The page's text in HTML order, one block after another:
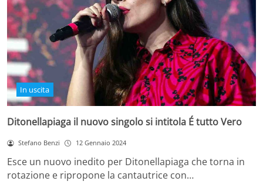
In uscita
Ditonellapiaga il nuovo singolo si intitola É tutto Vero
Stefano Benzi 12 Gennaio 2024
Esce un nuovo inedito per Ditonellapiaga che torna in
rotazione e ripropone la cantautrice con…